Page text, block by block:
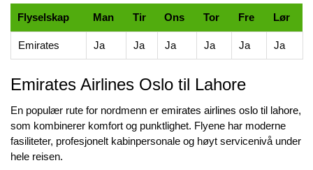
Flyselskap Man Tir Ons Tor Fre Lør
Emirates Ja Ja Ja Ja Ja Ja
Emirates Airlines Oslo til Lahore
En populær rute for nordmenn er emirates airlines oslo til lahore,
som kombinerer komfort og punktlighet. Flyene har moderne
fasiliteter, profesjonelt kabinpersonale og høyt servicenivå under
hele reisen.